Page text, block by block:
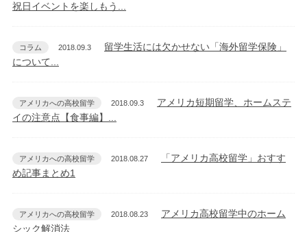
祝日イベントを楽しもう...
コラム 2018.09.3
留学生活には欠かせない「海外留学保険」
について...
アメリカへの高校留学 2018.09.3
アメリカ短期留学、ホームステ
イの注意点【食事編】...
アメリカへの高校留学 2018.08.27
「アメリカ高校留学」おすす
め記事まとめ1
アメリカへの高校留学 2018.08.23
アメリカ高校留学中のホーム
シック解消法